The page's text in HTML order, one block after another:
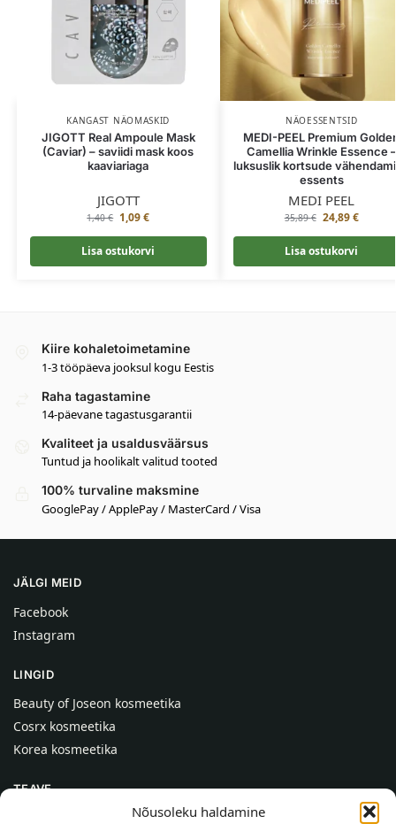
Nõusoleku haldamine
KANGAST NÄOMASKID
JIGOTT Real Ampoule Mask
(Caviar) – saviidi mask koos
kaaviariaga
JIGOTT
1,40€ 1,09€
Lisa ostukorvi
NÄOESSENTSID
MEDI-PEEL Premium
Camellia Wrinkle Essence –
luksuslik kortsude
essents
MEDI PEEL
35,89€ 24,89€
Lisa ostukorvi
Kiire kohaletoimetamine
1-3 tööpäeva jooksul kogu Eestis
Raha tagastamine
14-päevane tagastusgarantii
Kvaliteet ja usaldusväärsus
Tuntud ja hoolikalt valitud tooted
100% turvaline maksmine
GooglePay / ApplePay / MasterCard / Visa
JÄLGI MEID
Facebook
Instagram
LINGID
Beauty of Joseon kosmeetika
Cosrx kosmeetika
Korea kosmeetika
TEAVE